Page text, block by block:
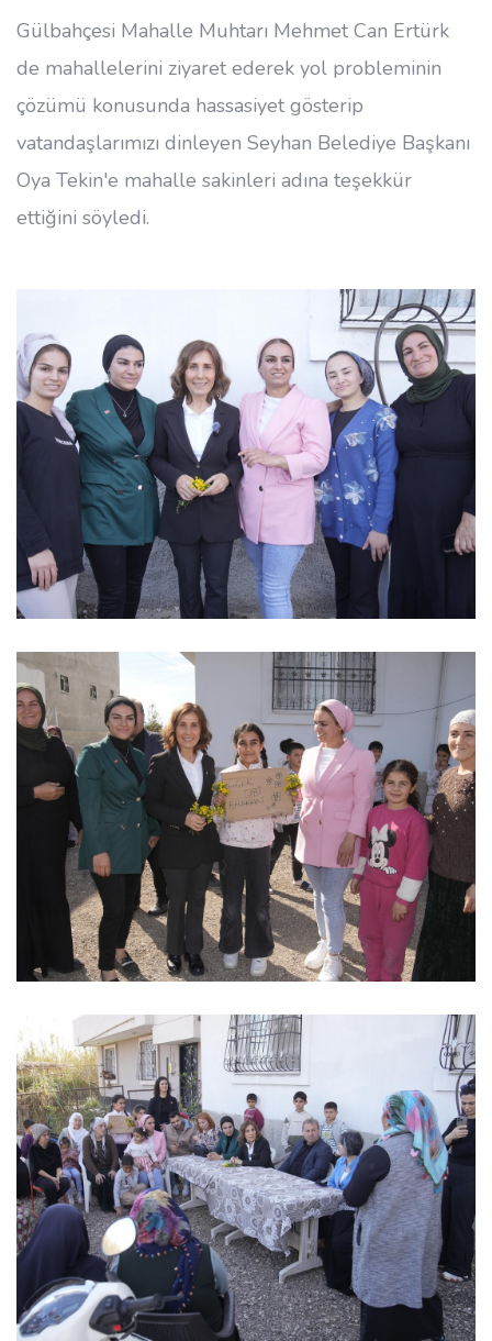
Gülbahçesi Mahalle Muhtarı Mehmet Can Ertürk
de mahallelerini ziyaret ederek yol probleminin
çözümü konusunda hassasiyet gösterip
vatandaşlarımızı dinleyen Seyhan Belediye Başkanı
Oya Tekin'e mahalle sakinleri adına teşekkür
ettiğini söyledi.